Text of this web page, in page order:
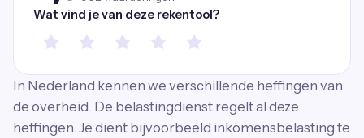
Wat vind je van deze rekentool?
In Nederland kennen we verschillende heffingen van
de overheid. De belastingdienst regelt al deze
heffingen. Je dient bijvoorbeeld inkomensbelasting te